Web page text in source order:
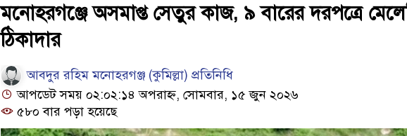
মনোহরগঞ্জে অসমাপ্ত সেতুর কাজ, ৯ বারের দরপত্রে
ঠিকাদার
আবদুর রহিম মনোহরগঞ্জ (কুমিল্লা) প্রতিনিধি
আপডেট সময় ০২:০২:১৪ অপরাহ্ন, সোমবার, ১৫ জুন ২০২৬
৫৮০ বার পড়া হয়েছে